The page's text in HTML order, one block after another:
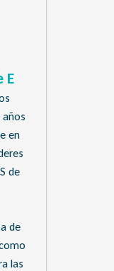
E
en
de
de
las